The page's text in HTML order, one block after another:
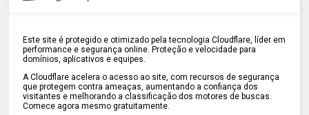
Este site é protegido e otimizado pela tecnologia Cloudflare, líder em
performance e segurança online. Proteção e velocidade para
domínios, aplicativos e equipes.
A Cloudflare acelera o acesso ao site, com recursos de segurança
que protegem contra ameaças, aumentando a confiança dos
visitantes e melhorando a classificação dos motores de buscas.
Comece agora mesmo gratuitamente.